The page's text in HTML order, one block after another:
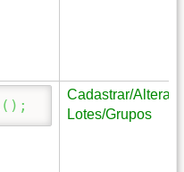
( ) ;
Cadastrar/Alterar
Lotes/Grupos